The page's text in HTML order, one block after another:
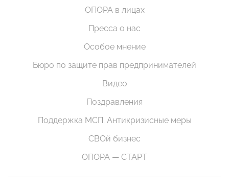
ОПОРА в лицах
Пресса о нас
Особое мнение
Бюро по защите прав предпринимателей
Видео
Поздравления
Поддержка МСП. Антикризисные меры
СВОй бизнес
ОПОРА — СТАРТ